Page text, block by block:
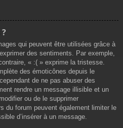
qui peuvent être utilisées grâce à
des sentiments. Par exemple,
« :( » exprime la tristesse.
des émoticônes depuis le
de ne pas abuser des
rendre un message illisible et un
ou de le supprimer
du forum peuvent également limiter le
d’insérer à un message.